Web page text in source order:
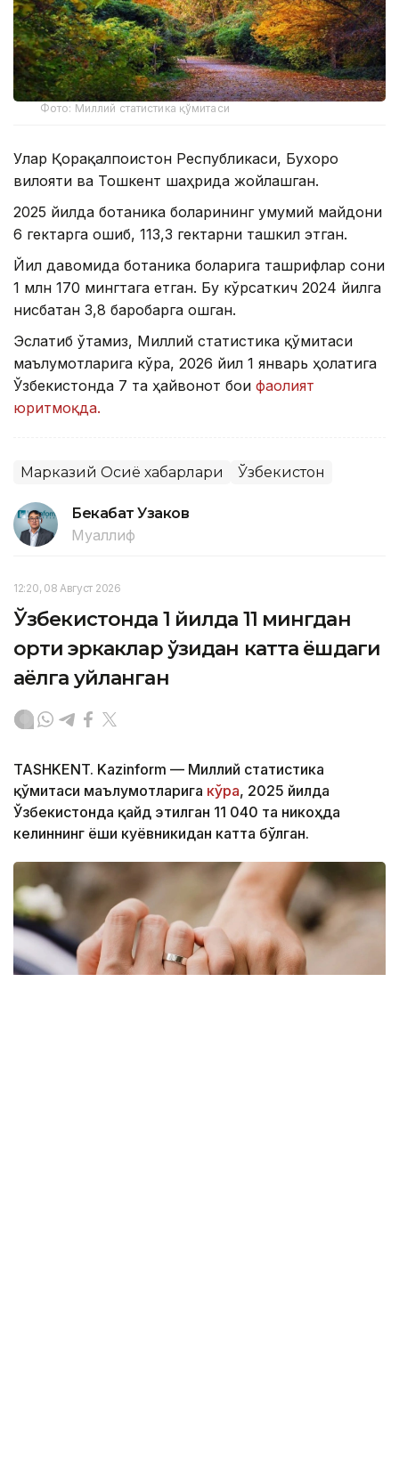
Фото: Миллий статистика қўмитаси
Улар Қорақалпоғистон Республикаси, Бухоро
вилояти ва Тошкент шаҳрида жойлашган.
2025 йилда ботаника боғларининг умумий майдони
6 гектарга ошиб, 113,3 гектарни ташкил этган.
Йил давомида ботаника боғларига ташрифлар сони
1 млн 170 мингтага етган. Бу кўрсаткич 2024 йилга
нисбатан 3,8 баробарга ошган.
Эслатиб ўтамиз, Миллий статистика қўмитаси
маълумотларига кўра, 2026 йил 1 январь ҳолатига
Ўзбекистонда 7 та ҳайвонот боғи фаолият
юритмоқда.
Марказий Осиё хабарлари Ўзбекистон
Бекабат Узаков
Муаллиф
12:20, 08 Август 2026
Ўзбекистонда 1 йилда 11 мингдан
ортиқ эркаклар ўзидан катта ёшдаги
аёлга уйланган
TASHKENT. Kazinform — Миллий статистика
қўмитаси маълумотларига кўра, 2025 йилда
Ўзбекистонда қайд этилган 11 040 та никоҳда
келиннинг ёши куёвникидан катта бўлган.